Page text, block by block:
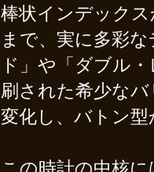
棒状インデック
まで、実に多彩
ド」や「ダブル
刷された希少な
変化し、バトン